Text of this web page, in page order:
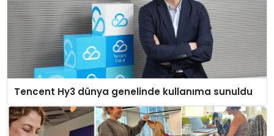
Tencent Hy3 dünya genelinde kullanıma sunuldu